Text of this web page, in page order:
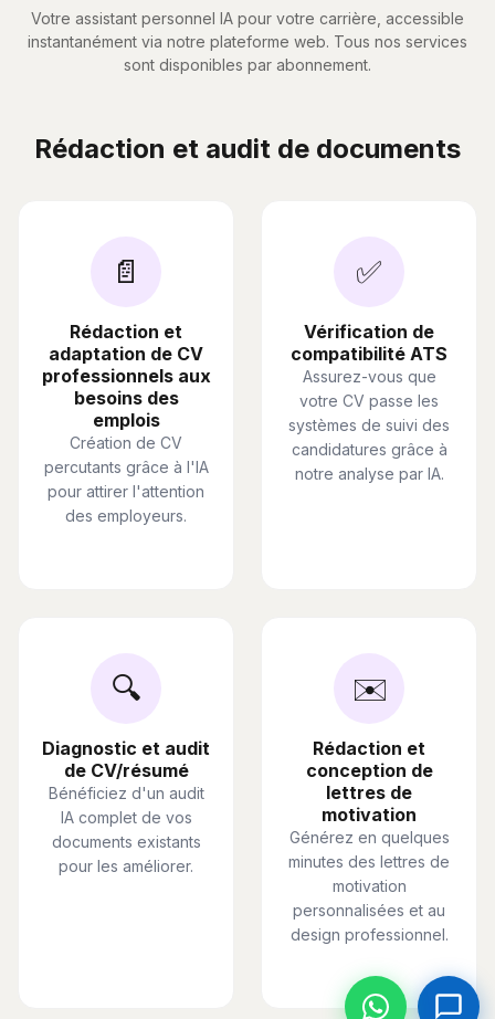
Votre assistant personnel IA pour votre carrière, accessible
instantanément via notre plateforme web. Tous nos services
sont disponibles par abonnement.
Rédaction et audit de documents
📄
Rédaction et
adaptation de CV
professionnels aux
besoins des
emplois
Création de CV
percutants grâce à l'IA
pour attirer l'attention
des employeurs.
✅
Vérification de
compatibilité ATS
Assurez-vous que
votre CV passe les
systèmes de suivi des
candidatures grâce à
notre analyse par IA.
🔍
Diagnostic et audit
de CV/résumé
Bénéficiez d'un audit
IA complet de vos
documents existants
pour les améliorer.
✉️
Rédaction et
conception de
lettres de
motivation
Générez en quelques
minutes des lettres de
motivation
personnalisées et au
design professionnel.